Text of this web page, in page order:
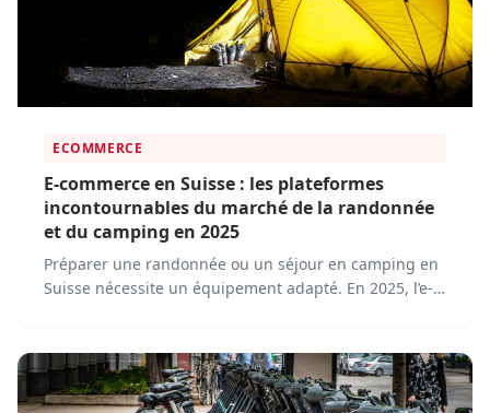
ECOMMERCE
E-commerce en Suisse : les plateformes
incontournables du marché de la randonnée
et du camping en 2025
Préparer une randonnée ou un séjour en camping en
Suisse nécessite un équipement adapté. En 2025, l’e-
à une large gamme de produits et services.